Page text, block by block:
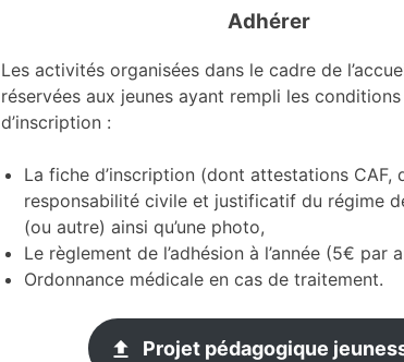
Adhérer
Les activités organisées dans le cadre de
réservées aux jeunes ayant rempli les
d’inscription :
La fiche d’inscription (dont attestations CAF,
responsabilité civile et justificatif du régime
(ou autre) ainsi qu’une photo,
Le règlement de l’adhésion à l’année (5€ par
Ordonnance médicale en cas de traitement.
Projet pédagogique